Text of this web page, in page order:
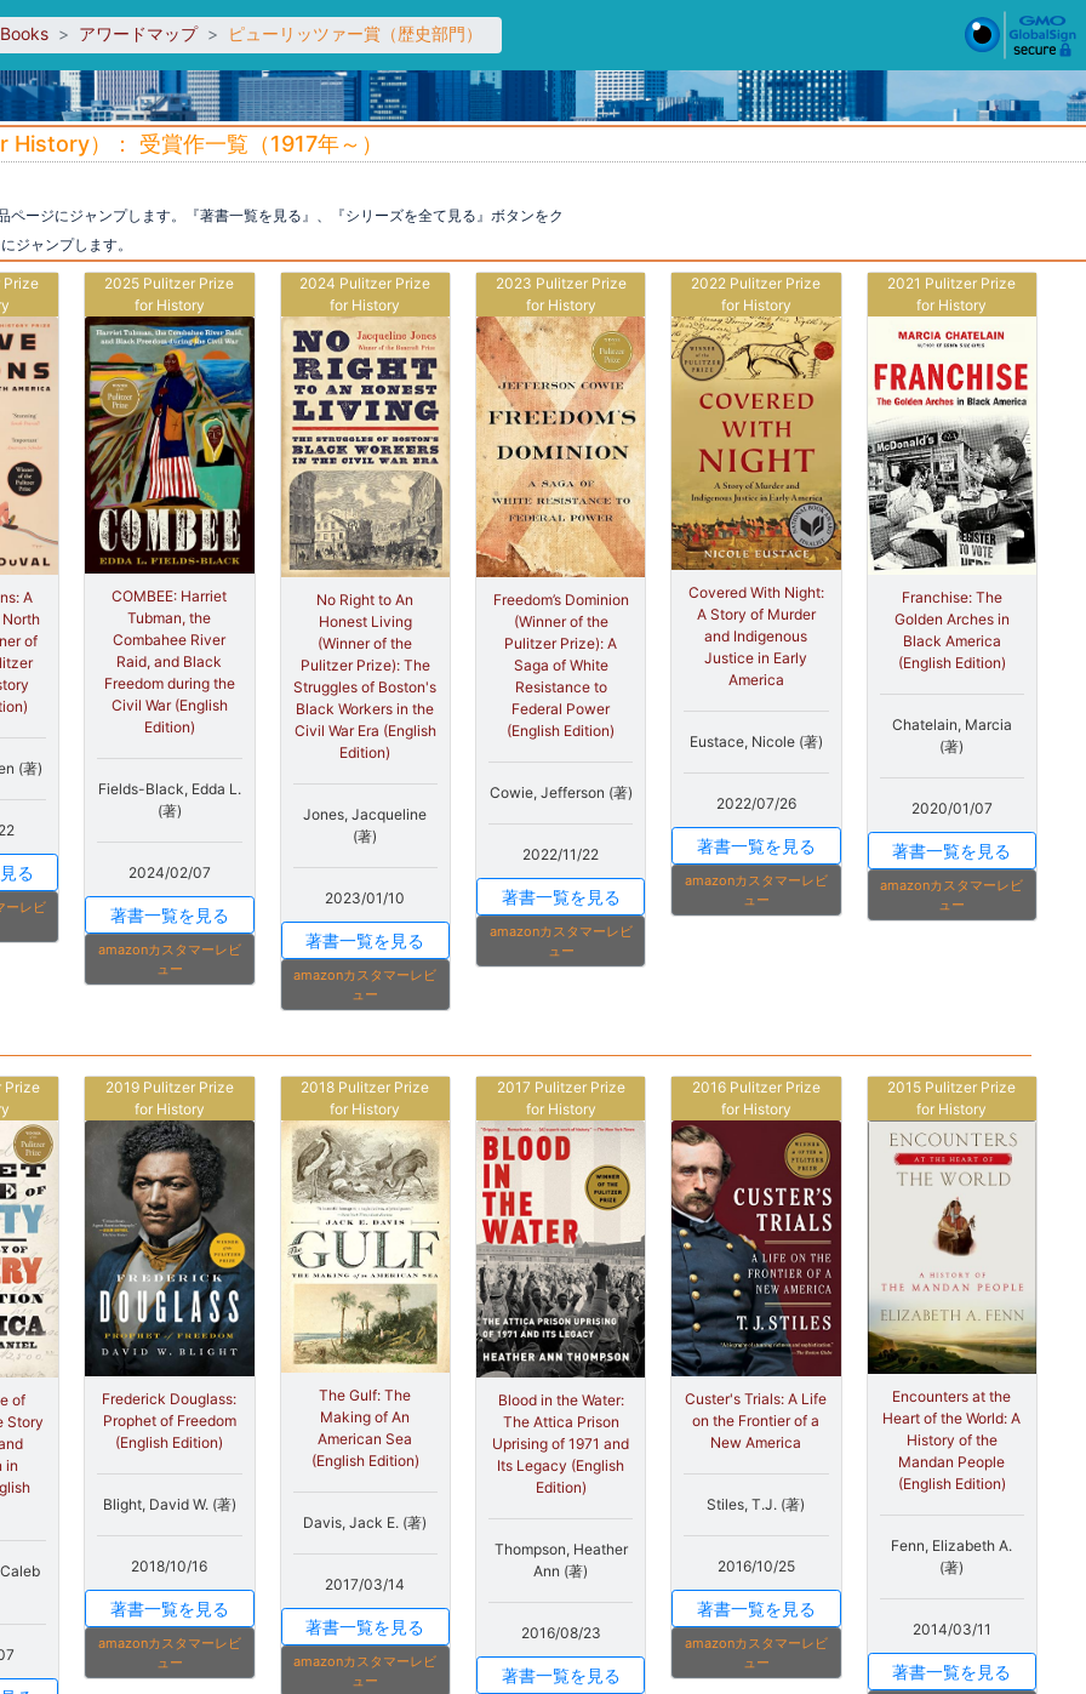
アワードマップ ピューリッツァー賞（歴史部門）
）： 受賞作一覧（1917年～）
ージにジャンプします。『著書一覧を見る』、『シリーズを全て見る』ボタンをク
ジャンプします。
Prize
A
of
(著)
る
ーレビ
2025 Pulitzer Prize
for History
COMBEE: Harriet
Tubman, the
Combahee River
Raid, and Black
Freedom during the
Civil War (English
Edition)
Fields-Black, Edda L.
(著)
2024/02/07
著書一覧を見る
amazonカスタマーレビ
ュー
2024 Pulitzer Prize
for History
No Right to An
Honest Living
(Winner of the
Pulitzer Prize): The
Struggles of Boston's
Black Workers in the
Civil War Era (English
Edition)
Jones, Jacqueline
(著)
2023/01/10
著書一覧を見る
amazonカスタマーレビ
ュー
2023 Pulitzer Prize
for History
Freedom’s Dominion
(Winner of the
Pulitzer Prize): A
Saga of White
Resistance to
Federal Power
(English Edition)
Cowie, Jefferson (著)
2022/11/22
著書一覧を見る
amazonカスタマーレビ
ュー
2022 Pulitzer Prize
for History
Covered With Night:
A Story of Murder
and Indigenous
Justice in Early
America
Eustace, Nicole (著)
2022/07/26
著書一覧を見る
amazonカスタマーレビ
ュー
2021 Pulitzer Prize
for History
Franchise: The
Golden Arches in
Black America
(English Edition)
Chatelain, Marcia
(著)
2020/01/07
著書一覧を見る
amazonカスタマーレビ
ュー
Prize
of
Story
in
2019 Pulitzer Prize
for History
Frederick Douglass:
Prophet of Freedom
(English Edition)
Blight, David W. (著)
2018/10/16
著書一覧を見る
amazonカスタマーレビ
ュー
2018 Pulitzer Prize
for History
The Gulf: The
Making of An
American Sea
(English Edition)
Davis, Jack E. (著)
2017/03/14
著書一覧を見る
amazonカスタマーレビ
ュー
2017 Pulitzer Prize
for History
Blood in the Water:
The Attica Prison
Uprising of 1971 and
Its Legacy (English
Edition)
Thompson, Heather
Ann (著)
2016/08/23
著書一覧を見る
2016 Pulitzer Prize
for History
Custer's Trials: A Life
on the Frontier of a
New America
Stiles, T.J. (著)
2016/10/25
著書一覧を見る
amazonカスタマーレビ
ュー
2015 Pulitzer Prize
for History
Encounters at the
Heart of the World: A
History of the
Mandan People
(English Edition)
Fenn, Elizabeth A.
(著)
2014/03/11
著書一覧を見る